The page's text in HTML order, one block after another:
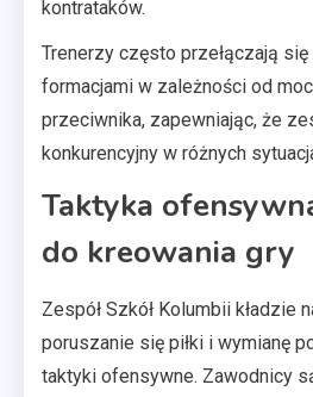
kontrataków.
Trenerzy często przełączają
formacjami w zależności od
przeciwnika, zapewniając, że
konkurencyjny w różnych
Taktyka
do kreowania gry
Zespół Szkół Kolumbii kładzie
poruszanie się piłki i wymianę
taktyki ofensywne. Zawodnicy